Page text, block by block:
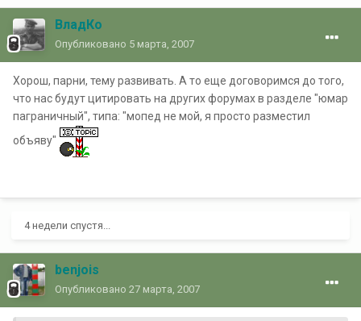
ВладКо
Опубликовано 5 марта, 2007
Хорош, парни, тему развивать. А то еще договоримся до того,
что нас будут цитировать на других форумах в разделе "юмар
паграничный", типа: "мопед не мой, я просто разместил
объяву"
4 недели спустя...
benjois
Опубликовано 27 марта, 2007